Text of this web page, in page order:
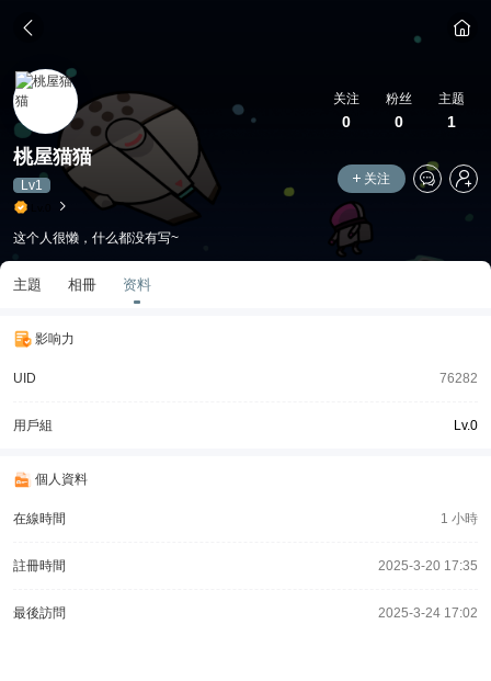
关注
0
粉丝
0
主题
1
桃屋猫猫
Lv1 关注
这个人很懒，什么都没有写~
主題 相冊 资料
影响力
UID 76282
用戶組 Lv.0
個人資料
在線時間 1 小時
註冊時間 2025-3-20 17:35
最後訪問 2025-3-24 17:02